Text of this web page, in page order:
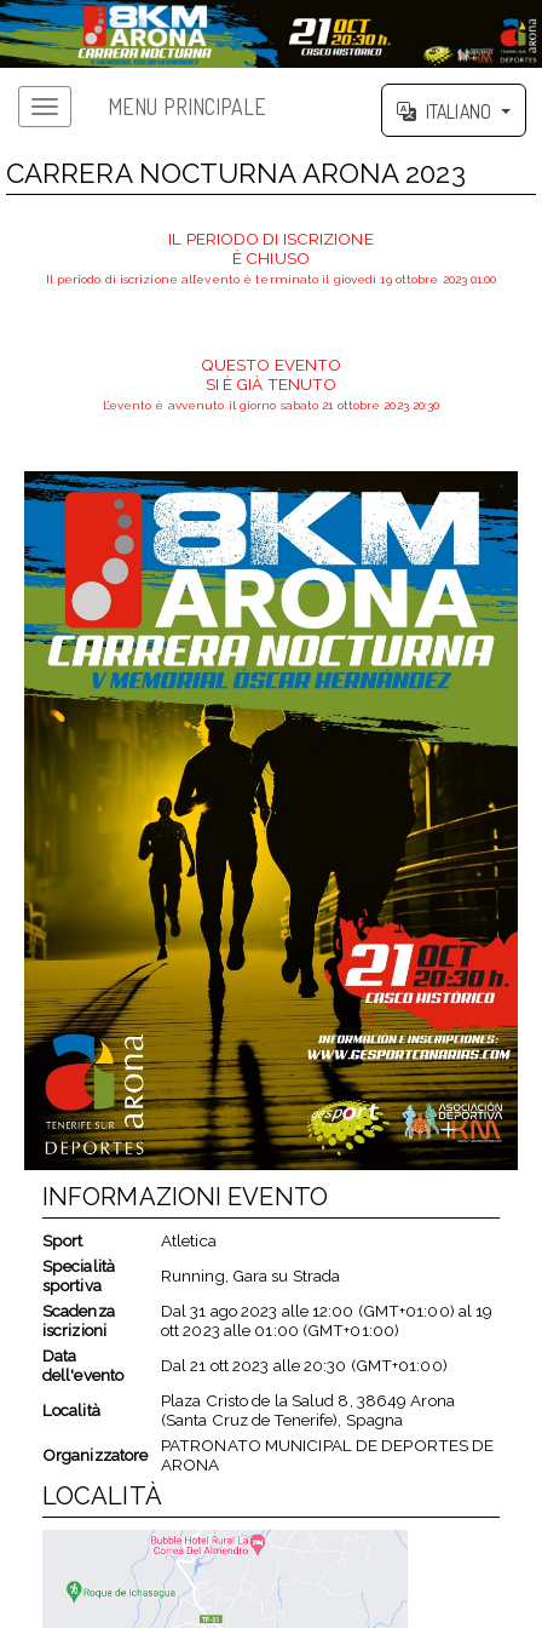
MENU PRINCIPALE ITALIANO
CARRERA NOCTURNA ARONA 2023
IL PERIODO DI ISCRIZIONE
È CHIUSO
Il periodo di iscrizione all’evento è terminato il giovedì 19 ottobre 2023 01:00
QUESTO EVENTO
SI È GIÀ TENUTO
L’evento è avvenuto il giorno sabato 21 ottobre 2023 20:30
INFORMAZIONI EVENTO
Sport
Atletica
Specialità
sportiva
Running, Gara su Strada
Scadenza
iscrizioni
Dal31 ago 2023 alle12:00 (GMT+01:00) al19
ott 2023 alle 01:00 (GMT+01:00)
Data
dell'evento
Dal21 ott 2023 alle20:30 (GMT+01:00)
Località
Plaza Cristo de la Salud 8, 38649 Arona
(Santa Cruz de Tenerife), Spagna
Organizzatore
PATRONATO MUNICIPAL DE DEPORTES DE
ARONA
LOCALITÀ